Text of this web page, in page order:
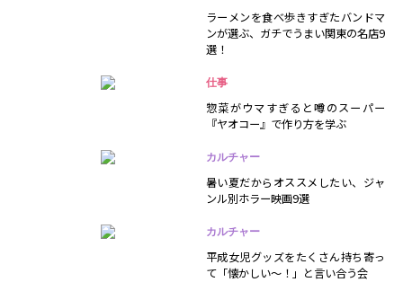
ラーメンを食べ歩きすぎたバンドマ
ンが選ぶ、ガチでうまい関東の名店9
選！
仕事
惣菜がウマすぎると噂のスーパー
『ヤオコー』で作り方を学ぶ
カルチャー
暑い夏だからオススメしたい、ジャ
ンル別ホラー映画9選
カルチャー
平成女児グッズをたくさん持ち寄っ
て「懐かしい～！」と言い合う会